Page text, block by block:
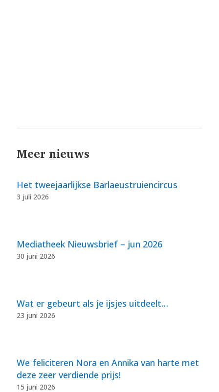
Meer nieuws
Het tweejaarlijkse Barlaeustruiencircus
3 juli 2026
Mediatheek Nieuwsbrief – jun 2026
30 juni 2026
Wat er gebeurt als je ijsjes uitdeelt…
23 juni 2026
We feliciteren Nora en Annika van harte met
deze zeer verdiende prijs!
15 juni 2026